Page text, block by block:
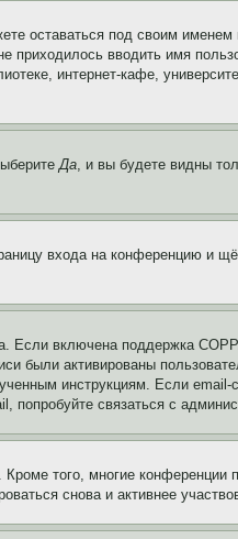
оставаться под своим именем
приходилось вводить имя
интернет-кафе,
Да, и вы будете видны
входа на конференцию и
включена поддержка
были активированы
инструкциям. Если
связаться с
того, многие
снова и активнее